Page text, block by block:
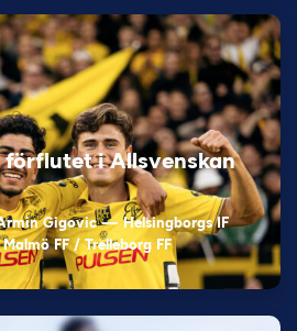
förflutet i Allsvenskan
Gigovic — Helsingborgs IF
FF / Trelleborg FF